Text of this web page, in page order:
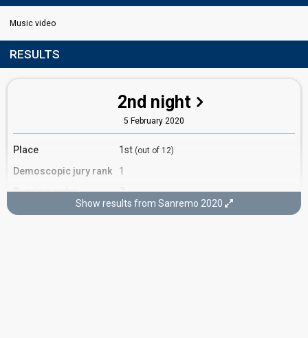
Music video
RESULTS
2nd night
5 February 2020
Place 1st (out of 12)
Demoscopic jury rank
1
Running order
7
Show results from Sanremo 2020